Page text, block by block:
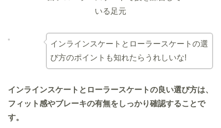
インラインスケートとローラースケートの選
び方のポイントも知れたらうれしいな!
インラインスケートとローラースケートの良い選び方は、
フィット感やブレーキの有無をしっかり確認することで
す。